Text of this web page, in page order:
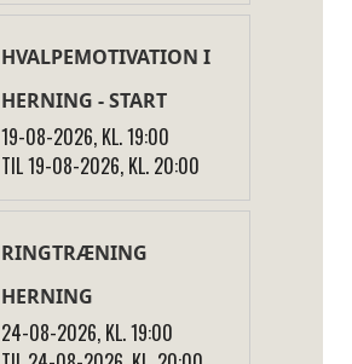
HVALPEMOTIVATION I
HERNING - START
19-08-2026, KL. 19:00
TIL 19-08-2026, KL. 20:00
RINGTRÆNING
HERNING
24-08-2026, KL. 19:00